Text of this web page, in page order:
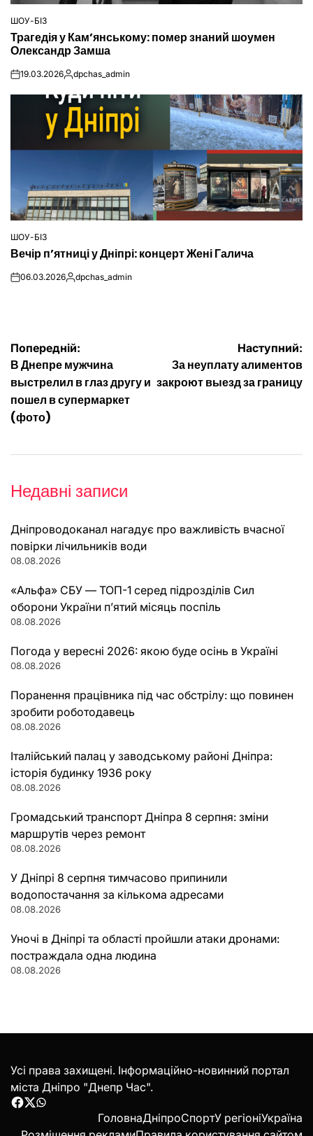
ОПУБЛІКУВАТИ
ШОУ-БІЗ
Трагедія у Кам’янському: помер знаний шоумен
Олександр Замша
on19.03.2026Опубліковано
dpchas_admin
ОПУБЛІКУВАТИ
У
ШОУ-БІЗ
Вечір п’ятниці у Дніпрі: концерт Жені Галича
on06.03.2026Опубліковано
dpchas_admin
Навігація
записів
Попередній:
В Днепре мужчина
выстрелил в глаз другу и
пошел в супермаркет
(фото)
Наступний:
За неуплату алиментов
закроют выезд за границу
Недавні записи
Дніпроводоканал нагадує про важливість вчасної
повірки лічильників води
08.08.2026
«Альфа» СБУ — ТОП-1 серед підрозділів Сил
оборони України п’ятий місяць поспіль
08.08.2026
Погода у вересні 2026: якою буде осінь в Україні
08.08.2026
Поранення працівника під час обстрілу: що повинен
зробити роботодавець
08.08.2026
Італійський палац у заводському районі Дніпра:
історія будинку 1936 року
08.08.2026
Громадський транспорт Дніпра 8 серпня: зміни
маршрутів через ремонт
08.08.2026
У Дніпрі 8 серпня тимчасово припинили
водопостачання за кількома адресами
08.08.2026
Уночі в Дніпрі та області пройшли атаки дронами:
постраждала одна людина
08.08.2026
Усі права захищені. Інформаційно-новинний портал
міста Дніпро "Днепр Час".
Facebook
Twitter
WhatsApp
ГоловнаДніпроСпортУ регіоніУкраїна